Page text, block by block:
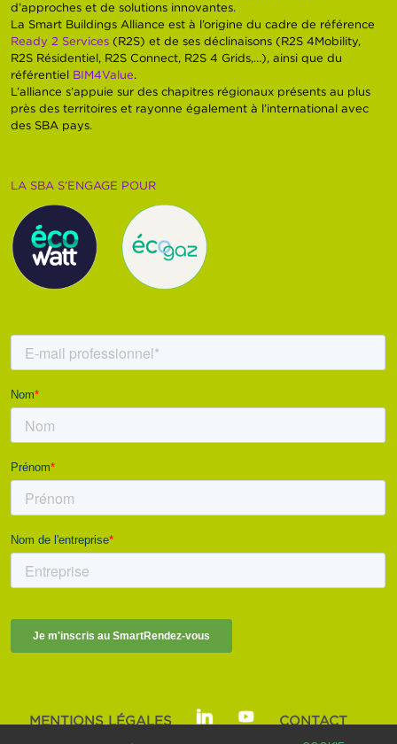
d’approches et de solutions innovantes.
La Smart Buildings Alliance est à l’origine du cadre de référence
Ready 2 Services (R2S) et de ses déclinaisons (R2S 4Mobility,
R2S Résidentiel, R2S Connect, R2S 4 Grids,…), ainsi que du
référentiel BIM4Value.
L’alliance s’appuie sur des chapitres régionaux présents au plus
près des territoires et rayonne également à l’international avec
des SBA pays.
LA SBA S’ENGAGE POUR
MENTIONS LÉGALES
CONTACT